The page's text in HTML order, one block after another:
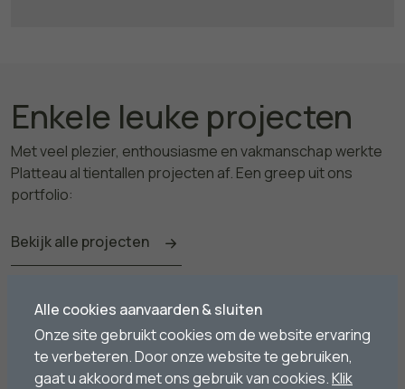
Enkele leuke projecten
Met veel plezier, enthousiasme en vakmanschap werkte
Platteau al tientallen projecten af. Een greep uit ons
portfolio:
Bekijk alle projecten
Nieuwbouw Vilvoorde
Bekijk het project
Alle cookies aanvaarden & sluiten
Onze site gebruikt cookies om de website ervaring
te verbeteren. Door onze website te gebruiken,
gaat u akkoord met ons gebruik van cookies.Klik